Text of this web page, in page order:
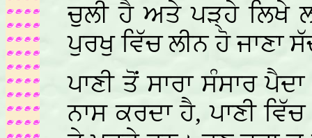
ਚੁਲੀ ਹੈ ਅਤੇ ਪੜ੍ਹੇ ਲਿਖੇ
ਪੁਰਖੁ ਵਿੱਚ ਲੀਨ ਹੋ ਜਾਣਾ
ਪਾਣੀ ਤੋਂ ਸਾਰਾ ਸੰਸਾਰ
ਨਾਸ ਕਰਦਾ ਹੈ, ਪਾਣੀ